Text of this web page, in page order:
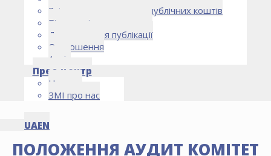
Звіт про використання публічних коштів
Відомості про договори
Договори для публікації
Оголошення
Архів
Прес-центр
Новини
ЗМІ про нас
UAEN
ПОЛОЖЕННЯ АУДИТ КОМІТЕТ